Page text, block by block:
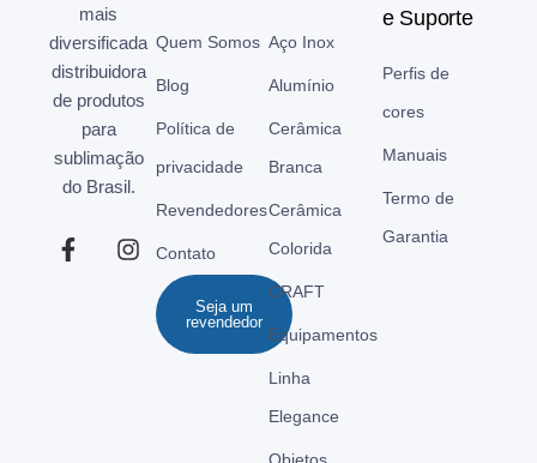
mais
diversificada
distribuidora
de produtos
para
sublimação
do Brasil.
Quem Somos
Blog
Política de
privacidade
Revendedores
Contato
Seja um
revendedor
Aço Inox
Alumínio
Cerâmica
Branca
Cerâmica
Colorida
CRAFT
Equipamentos
Linha
Elegance
Objetos
e Suporte
Perfis de
cores
Manuais
Termo de
Garantia